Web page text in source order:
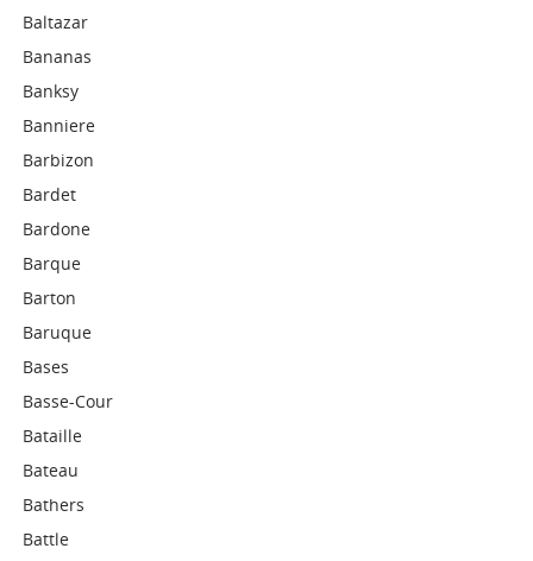
Baltazar
Bananas
Banksy
Banniere
Barbizon
Bardet
Bardone
Barque
Barton
Baruque
Bases
Basse-Cour
Bataille
Bateau
Bathers
Battle